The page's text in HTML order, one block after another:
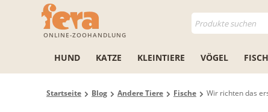
ONLINE-ZOOHANDLUNG
HUND KATZE KLEINTIERE VÖGEL
Startseite Blog Andere Tiere Fische Wir richten das